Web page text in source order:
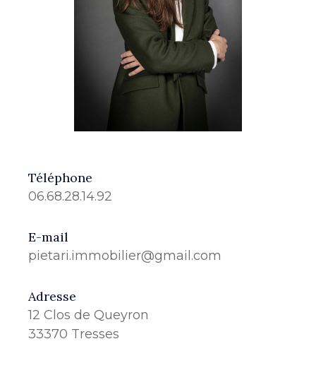
Téléphone
06.68.28.14.92
E-mail
pietari.immobilier@gmail.com
Adresse
12 Clos de Queyron
33370 Tresses